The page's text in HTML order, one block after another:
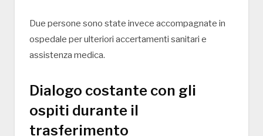
Due persone sono state invece accompagnate in
ospedale per ulteriori accertamenti sanitari e
assistenza medica.
Dialogo costante con gli
ospiti durante il
trasferimento